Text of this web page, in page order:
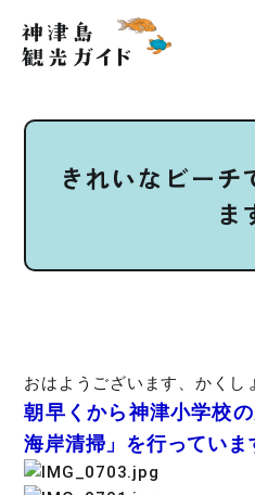
きれいなビーチ
ま
おはようございます、かくし
朝早くから神津小学校
海岸清掃」を行っていま